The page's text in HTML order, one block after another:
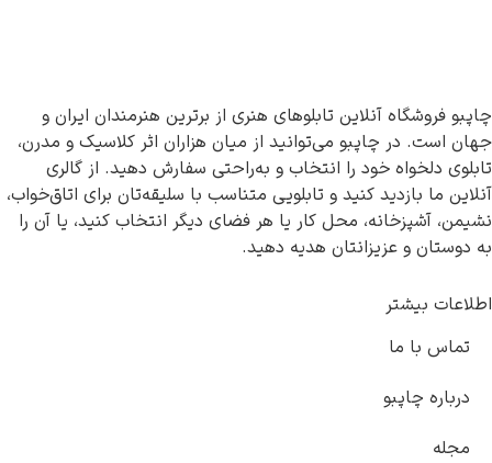
چاپبو فروشگاه آنلاین تابلوهای هنری از برترین هنرمندان ایران و
جهان است. در چاپبو می‌توانید از میان هزاران اثر کلاسیک و مدرن،
تابلوی دلخواه خود را انتخاب و به‌راحتی سفارش دهید. از گالری
آنلاین ما بازدید کنید و تابلویی متناسب با سلیقه‌تان برای اتاق‌خواب،
نشیمن، آشپزخانه، محل کار یا هر فضای دیگر انتخاب کنید، یا آن را
به دوستان و عزیزانتان هدیه دهید.
اطلاعات بیشتر
تماس با ما
درباره چاپبو
مجله